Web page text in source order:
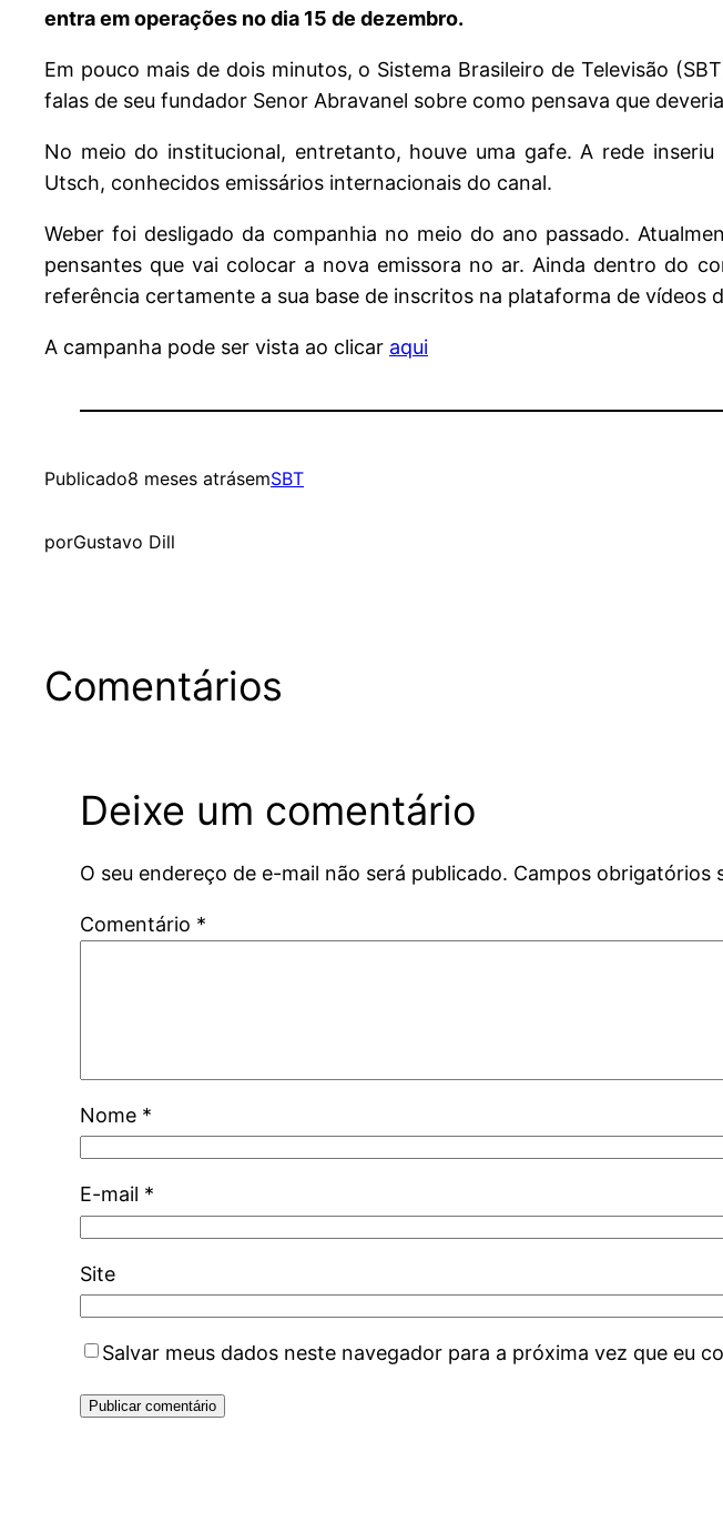
entra em operações no dia 15 de dezembro.
Em pouco mais de dois minutos, o Sistema Brasileiro de Televisão
falas de seu fundador Senor Abravanel sobre como pensava que
No meio do institucional, entretanto, houve uma gafe. A rede
Utsch, conhecidos emissários internacionais do canal.
Weber foi desligado da companhia no meio do ano passado.
pensantes que vai colocar a nova emissora no ar. Ainda dentro do
referência certamente a sua base de inscritos na plataforma de vídeos
A campanha pode ser vista ao clicar aqui
Publicado8 meses atrásemSBT
porGustavo Dill
Comentários
Deixe um comentário
O seu endereço de e-mail não será publicado. Campos obrigatórios
Comentário *
Nome *
E-mail *
Site
Salvar meus dados neste navegador para a próxima vez que eu